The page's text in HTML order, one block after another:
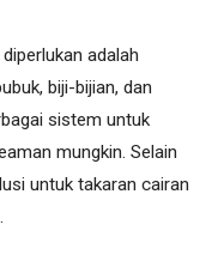
adalah
biji-bijian, dan
sistem untuk
mungkin. Selain
untuk takaran cairan